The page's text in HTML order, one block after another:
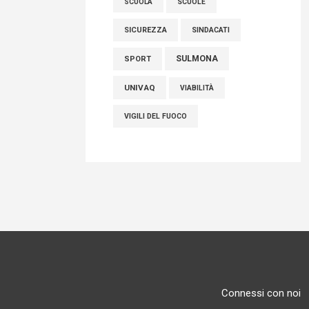
SCUOLA
SICUREZZA SINDACATI
SPORT SULMONA
UNIVAQ VIABILITÀ
VIGILI DEL FUOCO
Connessi con noi